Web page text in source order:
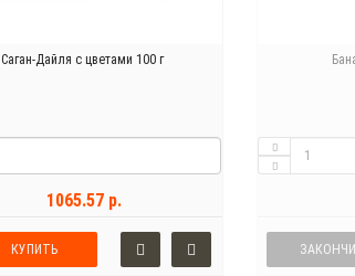
Саган-Дайля с цветами 100 г
1065.57 р.
КУПИТЬ